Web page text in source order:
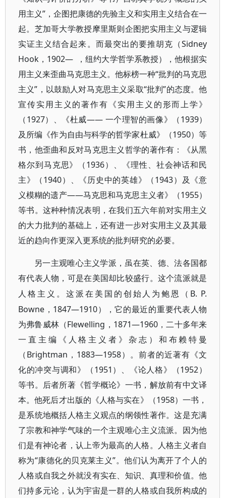
用主义”，企图把康德的先验主义和实用主义结合在一
起。芝加哥大学教授摩里斯则企图把实用主义与逻辑
实证主义结合起来。而最突出的要推胡克（Sidney
Hook，1902— ，纽约大学哲学系教授），他根据实
用主义来歪曲马克思主义。他标榜一种“批判的马克思
主义”，以鼓励人对马克思主义采取“批判”的态度。他
宣传实用主义的著作有《实用主义的形而上学》
（1927）、《杜威—— 一个理智的画像》（1939）
及所编《作为自由与科学的哲学家杜威》（1950）等
书，他歪曲和反对马克思主义哲学的著作有：《从黑
格尔到马克思》（1936）、《理性、社会神话和民
主》（1940）、《历史中的英雄》（1943）及《意
义模糊的遗产——马克思和马克思主义者》（1955）
等书。这种种情况表明，在我们五六年前对实用主义
的大力批判的基础上，还有进一步对实用主义及其最
近的趋向作更深入更系统的批判研究的必要。
另一主观唯心主义学派，虽在英、德、法各国都
有代表人物，可是在美国却比较盛行。这个流派就是
人格主义。这派在美国的创始人为鲍恩（ B. P.
Bowne，1847—1910），它的最近的重要代表人物
为弗鲁威林（Flewelling，1871—1960，二十多年来
一直主编《人格主义者》杂志）和布赖特曼
（Brightman，1883—1958）。前者的近著有《文
化的冲突与调和》（1951）、《论人格》（1952）
等书。后者所著《哲学概论》一书，解放前有中文译
本。他死后才出版的《人格与实在》（1958）一书，
是系统地概括人格主义观点的纲领性著作。这是充满
了宗教和神学气味的一个主观唯心主义流派。因为他
们是有神论者，认上帝为最高的人格。人格主义者自
称为“康德化的贝克莱主义”。他们认为离开了个人的
人格或自我之外就没有实在、知识、真理和价值。他
们持多元论，认为宇宙是一群的人格或自我所构成的